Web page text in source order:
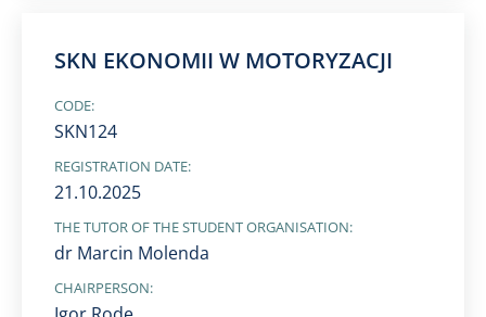
SKN EKONOMII W MOTORYZACJI
CODE:
SKN124
REGISTRATION DATE:
21.10.2025
THE TUTOR OF THE STUDENT ORGANISATION:
dr Marcin Molenda
CHAIRPERSON: